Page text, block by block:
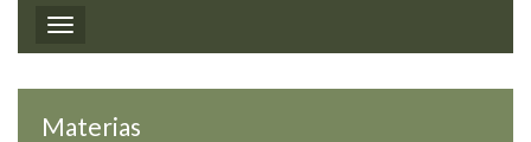
Toggle navigation
Materias